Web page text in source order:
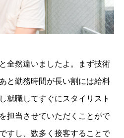
全然違いましたよ。まず技術
と勤務時間が長い割には給料
就職してすぐにスタイリスト
担当させていただくことがで
すし、数多く接客することで